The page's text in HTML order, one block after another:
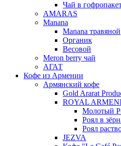
Чай в
AMARAS
Manana
Manana травяной
Органик
Весовой
Meron berry чай
АГАТ
Кофе из Армении
Армянский кофе
Gold Ararat
ROYAL
Молотый
Роял в
Роял
JEZVA